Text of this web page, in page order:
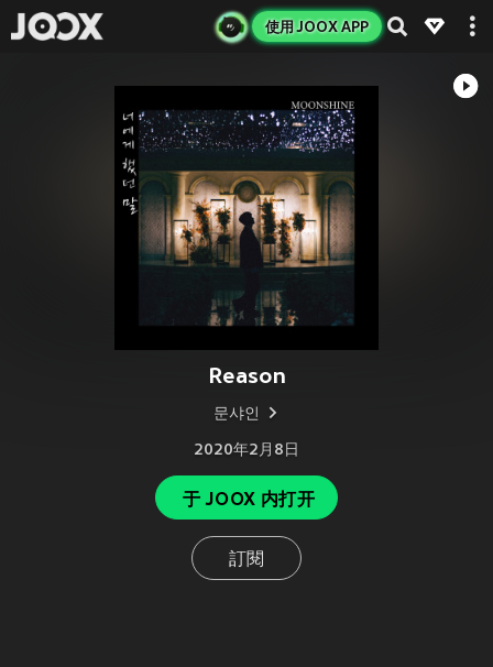
使用 JOOX APP
Reason
문샤인
2020年2月8日
于 JOOX 内打开
訂閱